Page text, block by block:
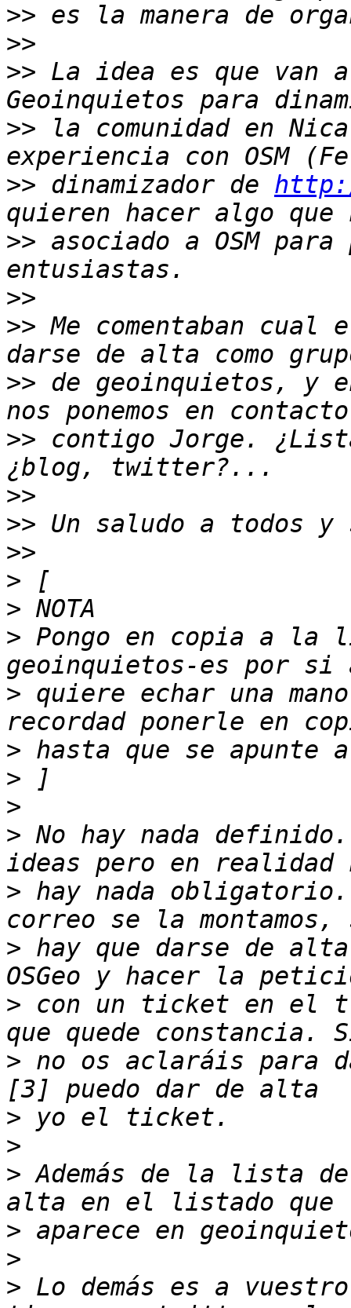
>>
>>
>> La idea es que
>> la comunidad en
>> dinamizador de
>> asociado a OSM
>>
>> Me comentaban
>> de geoinquietos, y
>> contigo Jorge.
>>
>>
>>
>
>
> Pongo en copia a la
> quiere echar una
>
>
>
> No hay nada
> hay nada
> hay que darse de
> con un ticket en el
> no os aclaráis para
>
>
> Además de la lista
>
>
> Lo demás es a